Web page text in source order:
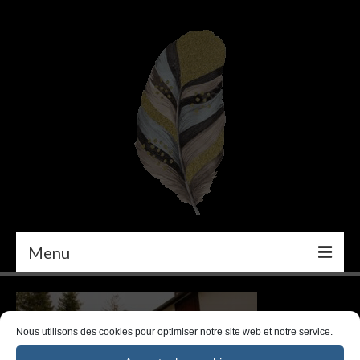
Nous utilisons des cookies pour optimiser notre site web et notre service.
Menu
PEINTURE
DÉCORATION INTÉRIEURE